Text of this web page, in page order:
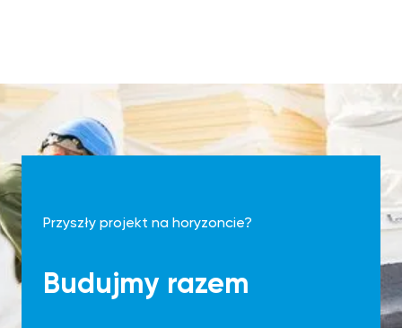
Przyszły projekt na horyzoncie?
Budujmy razem